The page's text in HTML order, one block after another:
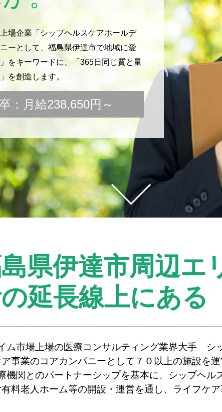
場企業「シップヘルスケアホールデ
ーとして、福島県伊達市で地域に愛
をキーワードに、「365日同じ質と量
を創造します。
月給238,650円～
県伊達市周辺エ
延長線上にある
ム市場上場の医療コンサルティング業界大手 シ
事業のコアカンパニーとして７０以上の施設を運
機関とのパートナーシップを基本に、シップヘル
料老人ホーム等の開設・運営を通し、ライフケア